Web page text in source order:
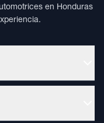
en Honduras